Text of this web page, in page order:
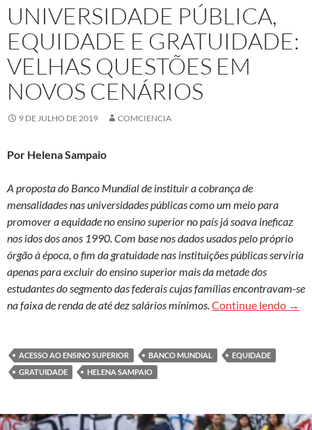
UNIVERSIDADE PÚBLICA,
EQUIDADE E GRATUIDADE:
VELHAS QUESTÕES EM
NOVOS CENÁRIOS
9 DE JULHO DE 2019 COMCIENCIA
Por Helena Sampaio
A proposta do Banco Mundial de instituir a cobrança de
mensalidades nas universidades públicas como um meio para
promover a equidade no ensino superior no país já soava ineficaz
nos idos dos anos 1990. Com base nos dados usados pelo próprio
órgão à época, o fim da gratuidade nas instituições públicas serviria
apenas para excluir do ensino superior mais da metade dos
estudantes do segmento das federais cujas famílias encontravam-se
na faixa de renda de até dez salários mínimos. Continue lendo →
ACESSO AO ENSINO SUPERIOR BANCO MUNDIAL
EQUIDADE
GRATUIDADE
HELENA SAMPAIO